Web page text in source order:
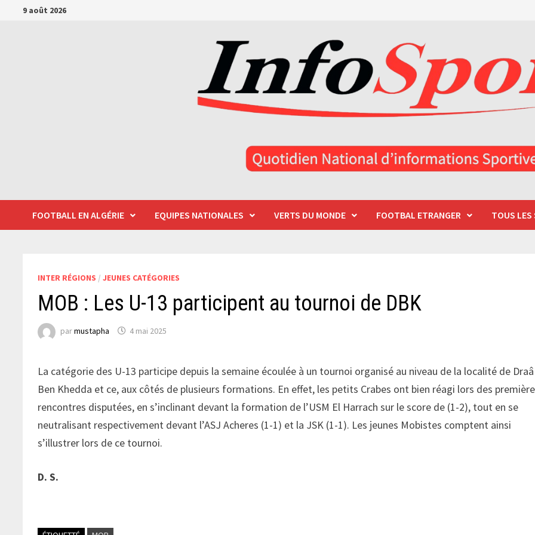
Passer9 août 2026
FOOTBALL EN ALGÉRIE EQUIPES NATIONALES VERTS DU MONDE FOOTBAL ETRANGER TOUS LES
INTER RÉGIONS /JEUNES CATÉGORIES
MOB : Les U-13 participent au tournoi de DBK
parmustapha 4 mai 2025
La catégorie des U-13 participe depuis la semaine écoulée à un tournoi organisé au niveau de la localité de Draâ
Ben Khedda et ce, aux côtés de plusieurs formations. En effet, les petits Crabes ont bien réagi lors des
rencontres disputées, en s’inclinant devant la formation de l’USM El Harrach sur le score de (1-2), tout en se
neutralisant respectivement devant l’ASJ Acheres (1-1) et la JSK (1-1). Les jeunes Mobistes comptent ainsi
s’illustrer lors de ce tournoi.
D. S.